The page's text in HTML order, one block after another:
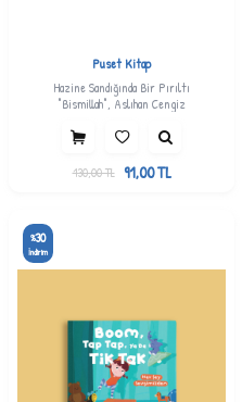
Puset Kitap
Hazine Sandığında Bir Pırıltı
"Bismillah", Aslıhan Cengiz
130,00TL 91,00TL
%30
İndirim